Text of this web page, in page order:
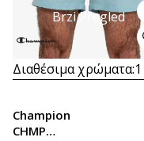
Brzi Pregled
Διαθέσιμα χρώματα:1
Champion
CHMP